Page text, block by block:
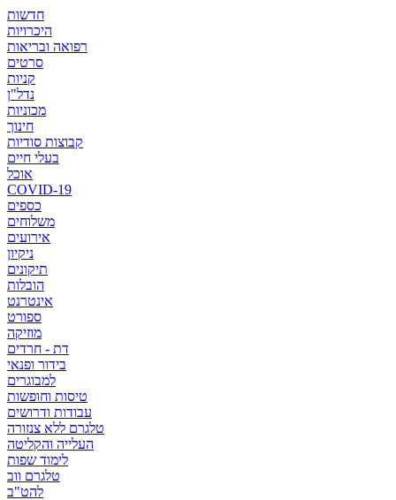
חדשות
היכרויות
רפואה ובריאות
סרטים
קניות
נדל"ן
מכוניות
חינוך
קבוצות סודיות
בעלי חיים
אוכל
COVID-19
כספים
משלוחים
אירועים
ניקיון
תיקונים
הובלות
אינטרנט
ספורט
מוזיקה
דת - חרדים
בידור ופנאי
למבוגרים
טיסות וחופשות
עבודות ודרושים
טלגרם ללא צנזורה
העלייה והקליטה
לימוד שפות
טלגרם ווב
להט"ב